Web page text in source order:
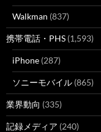
Walkman (837)
携帯電話・PHS (1,593)
iPhone (287)
ソニーモバイル (865)
業界動向 (335)
記録メディア (240)